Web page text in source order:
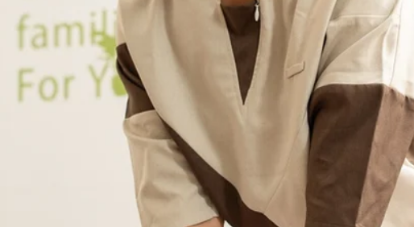
カ店です！皆様、本当にお暑い中おつかれさまです！！外はドロド
まひんやり涼しく冷やして、皆様をおまちしております♪冷え性の女
の時間』をご用意しております。外の暑さに疲れたら、1階のひんや
。今日のお疲れにあわせて、必要なケアだけを一緒にえらべます！！
きませんか！！
暑すぎて体調管理も大変な日々と思います。身体が怠い、暑くて眠
う。お疲れにピッタリなコースを提案させて頂きます。今だけ限定
。お身体のリフレッシュには最適です。皆様のご来店お待ちしており